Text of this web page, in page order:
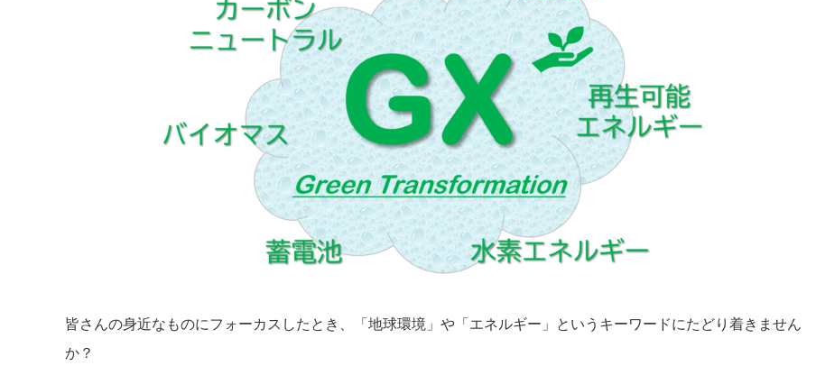
皆さんの身近なものにフォーカスしたとき、「地球環境」や「エネルギー」というキーワードにたどり着きません
か？